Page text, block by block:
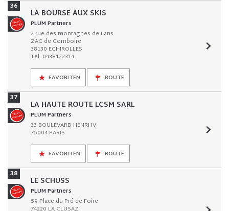
36
LA BOURSE AUX SKIS
PLUM Partners
2 rue des montagnes de Lans
ZAC de Comboire
38130 ECHIROLLES
Tel. 0438122314
FAVORITEN ROUTE
37
LA HAUTE ROUTE LCSM SARL
PLUM Partners
33 BOULEVARD HENRI IV
75004 PARIS
FAVORITEN ROUTE
38
LE SCHUSS
PLUM Partners
59 Place du Pré de Foire
74220 LA CLUSAZ